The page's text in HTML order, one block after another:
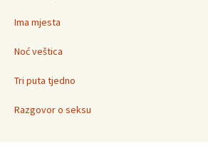
Ima mjesta
Noć veštica
Tri puta tjedno
Razgovor o seksu